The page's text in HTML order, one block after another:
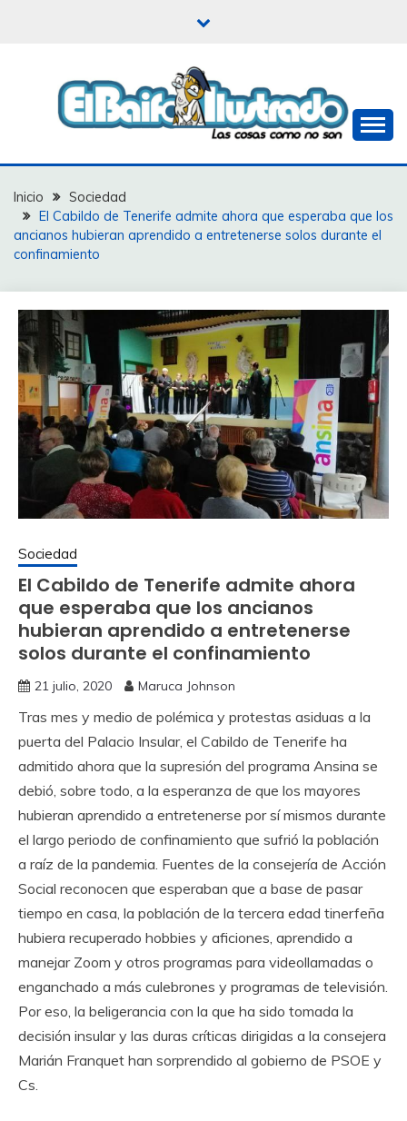
EL BAIFO ILUSTRADO
Inicio
Sociedad
El Cabildo de Tenerife admite ahora que esperaba que los
ancianos hubieran aprendido a entretenerse solos durante el
confinamiento
Sociedad
El Cabildo de Tenerife admite ahora
que esperaba que los ancianos
hubieran aprendido a entretenerse
solos durante el confinamiento
21 julio, 2020 Maruca Johnson
Tras mes y medio de polémica y protestas asiduas a la
puerta del Palacio Insular, el Cabildo de Tenerife ha
admitido ahora que la supresión del programa Ansina se
debió, sobre todo, a la esperanza de que los mayores
hubieran aprendido a entretenerse por sí mismos durante
el largo periodo de confinamiento que sufrió la población
a raíz de la pandemia. Fuentes de la consejería de Acción
Social reconocen que esperaban que a base de pasar
tiempo en casa, la población de la tercera edad tinerfeña
hubiera recuperado hobbies y aficiones, aprendido a
manejar Zoom y otros programas para videollamadas o
enganchado a más culebrones y programas de televisión.
Por eso, la beligerancia con la que ha sido tomada la
decisión insular y las duras críticas dirigidas a la consejera
Marián Franquet han sorprendido al gobierno de PSOE y
Cs.